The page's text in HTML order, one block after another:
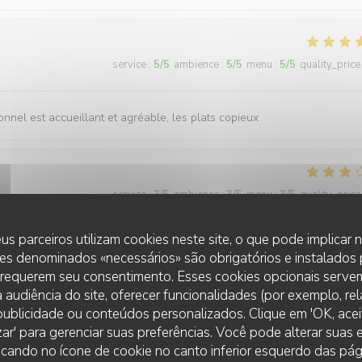
parceiros utilizam cookies neste site, o que pode implicar
denominados «necessários» são obrigatórios e
seu consentimento. Esses cookies opcionais
audiência do site, oferecer funcionalidades (por exemplo,
ou conteúdos personalizados. Clique em 'OK,
para gerenciar suas preferências. Você pode alterar suas
no ícone de cookie no canto inferior esquerdo das
service : 5/5 ambience : 5/5 menu : 5/5 quality_price
est accueillant et agréable, les plats copieux
service:3/5 ambience:3/5 menu:3/5 quality_price
et pas De parasol donc vue la chaleur impossible de finir le repas
service ambience : /5 menu /5 quality_price
LA PLAGE DE L'ÎLE D'OR